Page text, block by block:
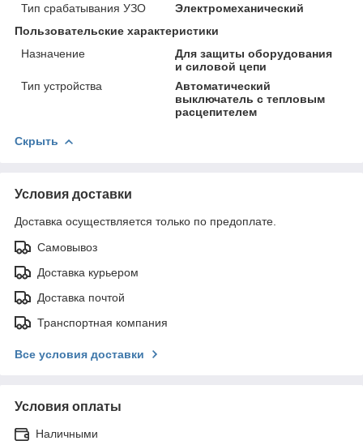
Тип срабатывания УЗО
Электромеханический
Пользовательские характеристики
Назначение
Для защиты оборудования
и силовой цепи
Тип устройства
Автоматический
выключатель с тепловым
расцепителем
Скрыть
Условия доставки
Доставка осуществляется только по предоплате.
Самовывоз
Доставка курьером
Доставка почтой
Транспортная компания
Все условия доставки
Условия оплаты
Наличными